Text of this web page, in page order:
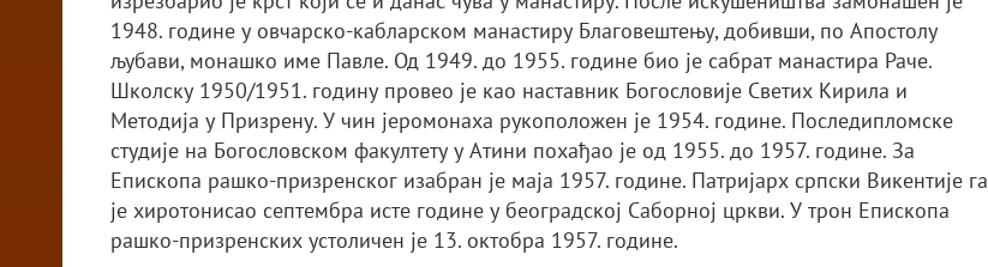
1948. године у овчарско-кабларском манастиру Благовештењу, добивши, по Апостолу
љубави, монашко име Павле. Од 1949. до 1955. године био је сабрат манастира Раче.
Школску 1950/1951. годину провео је као наставник Богословије Светих Кирила и
Методија у Призрену. У чин јеромонаха рукоположен је 1954. године. Последипломске
студије на Богословском факултету у Атини похађао је од 1955. до 1957. године. За
Епископа рашко-призренског изабран је маја 1957. године. Патријарх српски Викентије га
је хиротонисао септембра исте године у београдској Саборној цркви. У трон Епископа
рашко-призренских устоличен је 13. октобра 1957. године.